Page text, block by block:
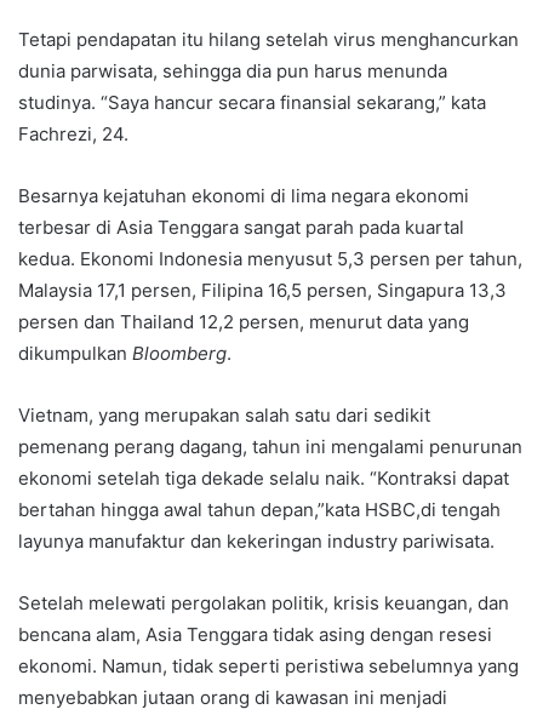
Tetapi pendapatan itu hilang setelah virus menghancurkan
dunia parwisata, sehingga dia pun harus menunda
studinya. “Saya hancur secara finansial sekarang,” kata
Fachrezi, 24.
Besarnya kejatuhan ekonomi di lima negara ekonomi
terbesar di Asia Tenggara sangat parah pada kuartal
kedua. Ekonomi Indonesia menyusut 5,3 persen per tahun,
Malaysia 17,1 persen, Filipina 16,5 persen, Singapura 13,3
persen dan Thailand 12,2 persen, menurut data yang
dikumpulkan Bloomberg.
Vietnam, yang merupakan salah satu dari sedikit
pemenang perang dagang, tahun ini mengalami penurunan
ekonomi setelah tiga dekade selalu naik. “Kontraksi dapat
bertahan hingga awal tahun depan,”kata HSBC,di tengah
layunya manufaktur dan kekeringan industry pariwisata.
Setelah melewati pergolakan politik, krisis keuangan, dan
bencana alam, Asia Tenggara tidak asing dengan resesi
ekonomi. Namun, tidak seperti peristiwa sebelumnya yang
menyebabkan jutaan orang di kawasan ini menjadi